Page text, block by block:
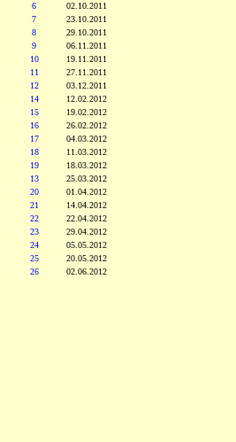
6
02.10.2011
7
23.10.2011
8
29.10.2011
9
06.11.2011
10
19.11.2011
11
27.11.2011
12
03.12.2011
14
12.02.2012
15
19.02.2012
16
26.02.2012
17
04.03.2012
18
11.03.2012
19
18.03.2012
13
25.03.2012
20
01.04.2012
21
14.04.2012
22
22.04.2012
23
29.04.2012
24
05.05.2012
25
20.05.2012
26
02.06.2012